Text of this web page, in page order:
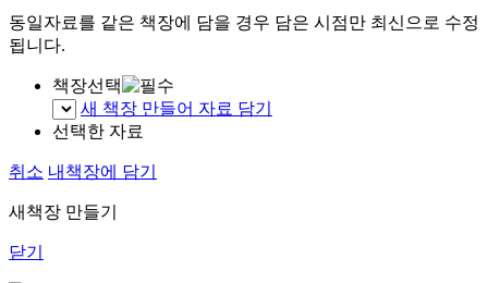
동일자료를 같은 책장에 담을 경우 담은 시점만 최신으로 수정
됩니다.
책장선택
새 책장 만들어 자료 담기
선택한 자료
취소 내책장에 담기
새책장 만들기
닫기